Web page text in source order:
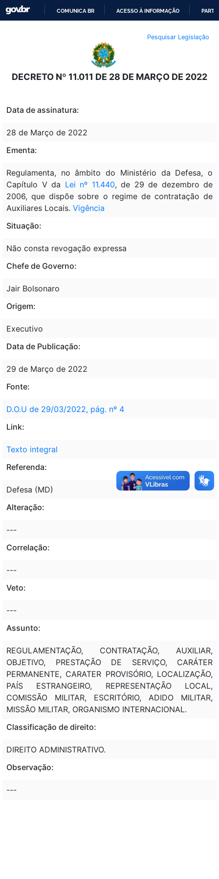
O
CONTEÚDO
COMUNICA BR ACESSO À INFORMAÇÃO
Pesquisar Legislação
DECRETO Nº 11.011 DE 28 DE MARÇO DE 2022
Data de assinatura:
28 de Março de 2022
Ementa:
Regulamenta, no âmbito do Ministério da Defesa, o
Capítulo V da Lei nº 11.440, de 29 de dezembro de
2006, que dispõe sobre o regime de contratação de
Auxiliares Locais. Vigência
Situação:
Não consta revogação expressa
Chefe de Governo:
Jair Bolsonaro
Origem:
Executivo
Data de Publicação:
29 de Março de 2022
Fonte:
D.O.U de 29/03/2022, pág. nº 4
Link:
Texto integral
Referenda:
Defesa (MD)
Alteração:
---
Correlação:
---
Veto:
---
Assunto:
REGULAMENTAÇÃO, CONTRATAÇÃO, AUXILIAR,
OBJETIVO, PRESTAÇÃO DE SERVIÇO, CARÁTER
PERMANENTE, CARATER PROVISÓRIO, LOCALIZAÇÃO,
PAÍS ESTRANGEIRO, REPRESENTAÇÃO LOCAL,
COMISSÃO MILITAR, ESCRITÓRIO, ADIDO MILITAR,
MISSÃO MILITAR, ORGANISMO INTERNACIONAL.
Classificação de direito:
DIREITO ADMINISTRATIVO.
Observação:
---